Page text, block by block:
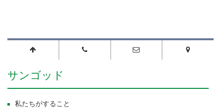
サンゴッド
私たちがすること